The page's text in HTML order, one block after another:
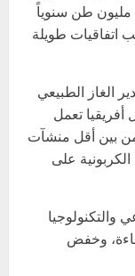
الرويس للغاز الطبيعي المسال البالغة 9.6 مليون طن سنوياً
اتفاقيات طويلة
الغاز الطبيعي
تعمل
من بين أقل منشآت
على
والتكنولوجيا
وخفض